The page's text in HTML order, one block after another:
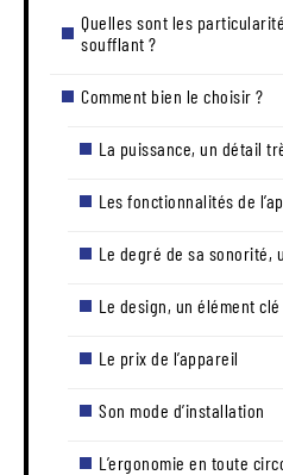
Quelles sont les
soufflant ?
Comment bien le choisir ?
La puissance, un détail
Les fonctionnalités de
Le degré de sa
Le design, un élément
Le prix de l’appareil
Son mode d’installation
L’ergonomie en toute